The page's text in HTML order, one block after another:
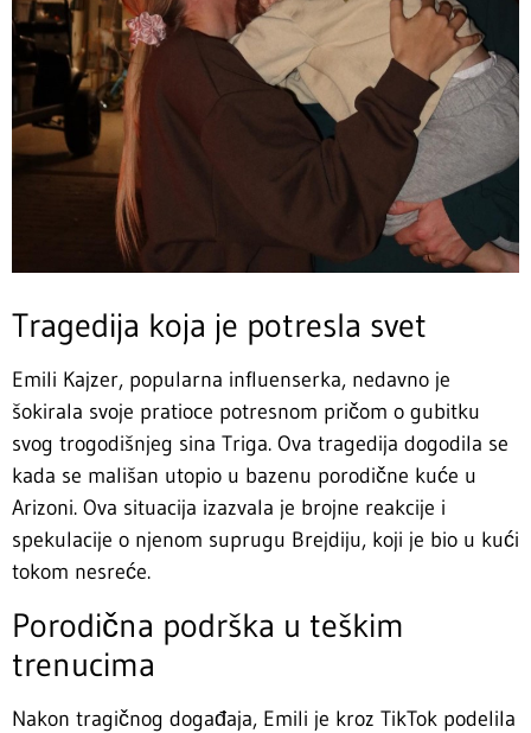
Tragedija koja je potresla svet
Emili Kajzer, popularna influenserka, nedavno je
šokirala svoje pratioce potresnom pričom o gubitku
svog trogodišnjeg sina Triga. Ova tragedija dogodila se
kada se mališan utopio u bazenu porodične kuće u
Arizoni. Ova situacija izazvala je brojne reakcije i
spekulacije o njenom suprugu Brejdiju, koji je bio u kući
tokom nesreće.
Porodična podrška u teškim
trenucima
Nakon tragičnog događaja, Emili je kroz TikTok podelila